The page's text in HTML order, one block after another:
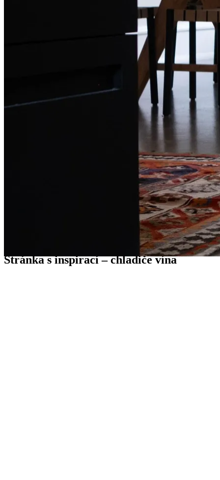
Stránka s inspirací – chladiče vína